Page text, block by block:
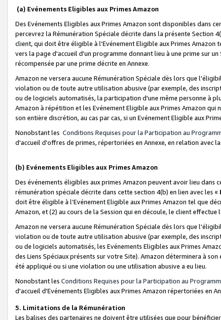
(a) Evénements Eligibles aux Primes Amazon
Des Evénements Eligibles aux Primes Amazon sont disponibles dans
percevrez la Rémunération Spéciale décrite dans la présente Section
client, qui doit être éligible à l'Evénement Eligible aux Primes Amazon
vers la page d'accueil d'un programme donnant lieu à une prime sur
récompensée par une prime décrite en Annexe.
Amazon ne versera aucune Rémunération Spéciale dès lors que
violation ou de toute autre utilisation abusive (par exemple, des
ou de logiciels automatisés, la participation d'une même personne à
Amazon à répétition et les Evénement Eligible aux Primes Amazon qui
son entière discrétion, au cas par cas, si un Evénement Eligible aux
Nonobstant les Conditions Requises pour la Participation au
d'accueil d'offres de primes, répertoriées en Annexe, en relation avec
(b) Evénements Eligibles aux Primes Amazon
Des événements éligibles aux primes Amazon peuvent avoir lieu dans
rémunération spéciale décrite dans cette section 4(b) en lien avec les «
doit être éligible à l’Evénement Eligible aux Primes Amazon tel que
Amazon, et (2) au cours de la Session qui en découle, le client
Amazon ne versera aucune Rémunération Spéciale dès lors que
violation ou de toute autre utilisation abusive (par exemple, des
ou de logiciels automatisés, les Evénements Eligibles aux Primes
des Liens Spéciaux présents sur votre Site). Amazon déterminera à
été appliqué ou si une violation ou une utilisation abusive a eu lieu.
Nonobstant les Conditions Requises pour la Participation au
d'accueil d'Evénements Eligibles aux Primes Amazon répertoriées en
5. Limitations de la Rémunération
Les balises des partenaires ne doivent être utilisées que pour